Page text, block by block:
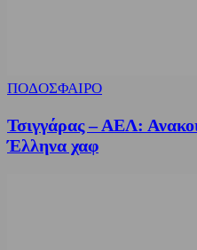
ΠΟΔΟΣΦΑΙΡΟ
Τσιγγάρας – ΑΕΛ:
Έλληνα χαφ